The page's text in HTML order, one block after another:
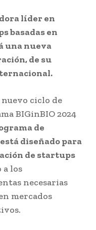
líder en
basadas en
una nueva
de su
nuevo ciclo de
BIGinBIO 2024
de
diseñado para
de startups
a los
necesarias
mercados